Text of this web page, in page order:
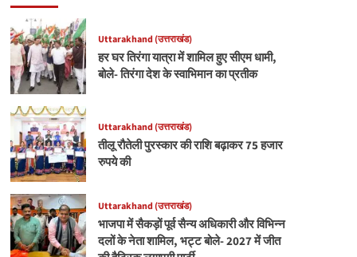
Uttarakhand (उत्तराखंड)
हर घर तिरंगा यात्रा में शामिल हुए सीएम धामी,
बोले- तिरंगा देश के स्वाभिमान का प्रतीक
Uttarakhand (उत्तराखंड)
तीलू रौतेली पुरस्कार की राशि बढ़ाकर 75 हजार
रुपये की
Uttarakhand (उत्तराखंड)
भाजपा में सैकड़ों पूर्व सैन्य अधिकारी और विभिन्न
दलों के नेता शामिल, भट्ट बोले- 2027 में जीत